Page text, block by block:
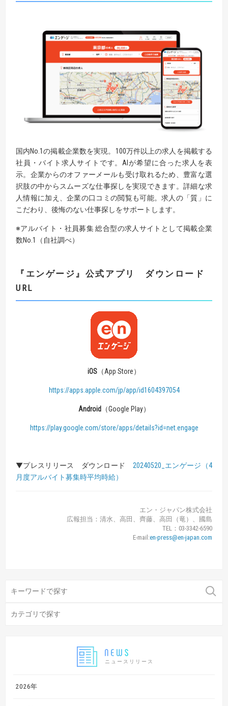
ニュースリリース
2026年
国内No.1の掲載企業数を実現。100万件以上の求人を掲載する
社員・バイト求人サイトです。AIが希望に合った求人を表
示。企業からのオファーメールも受け取れるため、豊富な選
択肢の中からスムーズな仕事探しを実現できます。詳細な求
人情報に加え、企業の口コミの閲覧も可能。求人の「質」に
こだわり、後悔のない仕事探しをサポートします。
※アルバイト・社員募集 総合型の求人サイトとして掲載企業
数No.1（自社調べ）
『 エンゲージ 』 公式アプリ ダウンロード
URL
iOS （App Store）
https://apps.apple.com/jp/app/id1604397054
Android （Google Play）
https://play.google.com/store/apps/details?id=net.engage
▼プレスリリース ダウンロード 20240520_エンゲージ（4
月度アルバイト募集時平均時給）
エン・ジャパン株式会社
広報担当：清水、高田、齊藤、高田（竜）、國島
TEL：03-3342-6590
E-mail:en-press@en-japan.com